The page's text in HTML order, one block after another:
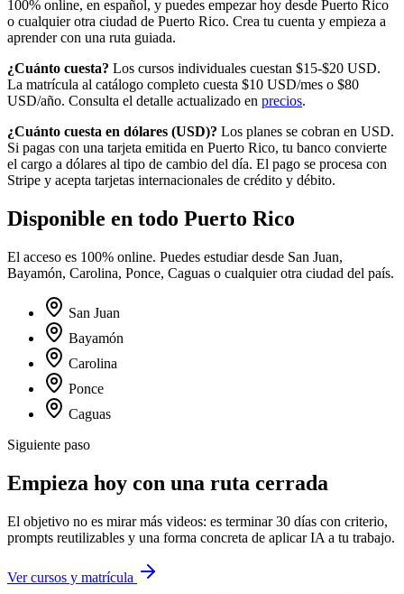
100% online, en español, y puedes empezar hoy desde Puerto Rico
o cualquier otra ciudad de Puerto Rico. Crea tu cuenta y empieza a
aprender con una ruta guiada.
¿Cuánto cuesta? Los cursos individuales cuestan $15-$20 USD.
La matrícula al catálogo completo cuesta $10 USD/mes o $80
USD/año. Consulta el detalle actualizado en precios.
¿Cuánto cuesta en dólares (USD)? Los planes se cobran en USD.
Si pagas con una tarjeta emitida en Puerto Rico, tu banco convierte
el cargo a dólares al tipo de cambio del día. El pago se procesa con
Stripe y acepta tarjetas internacionales de crédito y débito.
Disponible en todo Puerto Rico
El acceso es 100% online. Puedes estudiar desde San Juan,
Bayamón, Carolina, Ponce, Caguas o cualquier otra ciudad del país.
San Juan
Bayamón
Carolina
Ponce
Caguas
Siguiente paso
Empieza hoy con una ruta cerrada
El objetivo no es mirar más videos: es terminar 30 días con criterio,
prompts reutilizables y una forma concreta de aplicar IA a tu trabajo.
Ver cursos y matrícula